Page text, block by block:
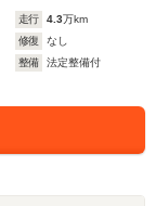
走行 4.3万km
修復
なし
整備
法定整備付